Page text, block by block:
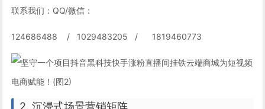
联系我们：QQ/微信：
124686488 / 1029483205 / 1819460773
2. 沉浸式场景营销矩阵